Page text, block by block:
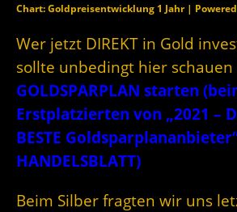
Chart: Goldpreisentwicklung 1 Jahr |
Wer jetzt DIREKT in Gold
sollte unbedingt hier schauen
GOLDSPARPLAN starten
Erstplatzierten von „2021 –
BESTE
HANDELSBLATT)
Beim Silber fragten wir uns